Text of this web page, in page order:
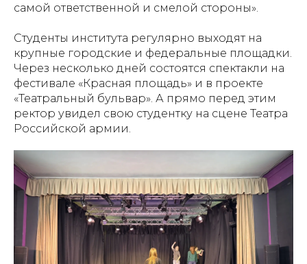
самой ответственной и смелой стороны».
Студенты института регулярно выходят на
крупные городские и федеральные площадки.
Через несколько дней состоятся спектакли на
фестивале «Красная площадь» и в проекте
«Театральный бульвар». А прямо перед этим
ректор увидел свою студентку на сцене Театра
Российской армии.